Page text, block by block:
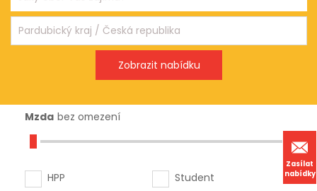
Zasílat
nabídky
Mzda bez omezení
HPP
Student